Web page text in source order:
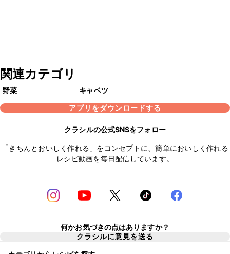
関連カテゴリ
野菜
キャベツ
アプリをダウンロードする
クラシルの公式SNSをフォロー
「きちんとおいしく作れる」をコンセプトに、簡単においしく作れる
レシピ動画を毎日配信しています。
何かお気づきの点はありますか？
クラシルに意見を送る